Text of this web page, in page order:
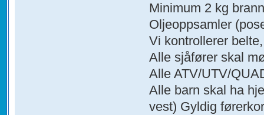
Minimum 2 kg
Oljeoppsamler
Vi kontrollerer
Alle sjåfører skal
Alle ATV/UTV/
Alle barn skal ha
vest) Gyldig